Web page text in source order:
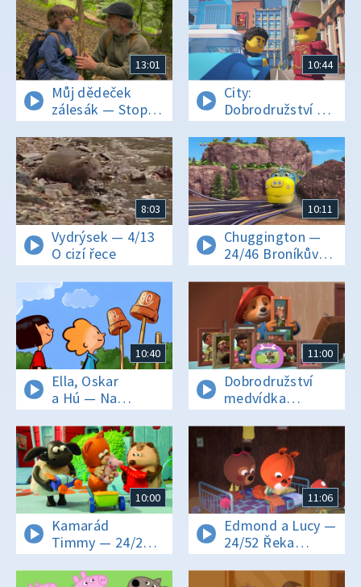
13:01
Můj dědeček
zálesák — Stopy
v lese
10:44
City:
Dobrodružství —
Stříbrná šmouha
8:03
Vydrýsek — 4/13
O cizí řece
10:11
Chuggington —
24/46 Broníkův
nejlepší dárek
10:40
Ella, Oskar
a Hú — Na
ostrov!
11:00
Dobrodružství
medvídka
Paddingtona —
24/52 Paddington
a zoubková víla
10:00
Kamarád
Timmy — 24/26
Timmy vykouzlí
úsměv
11:06
Edmond a Lucy —
24/52 Řeka
drahokamů